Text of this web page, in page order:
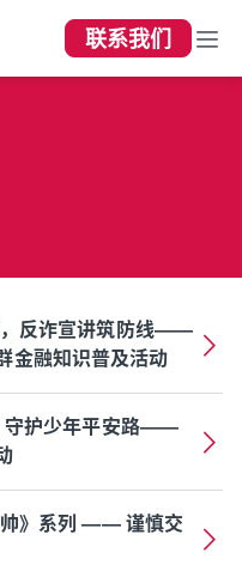
联系我们
，反诈宣讲筑防线——
金融知识普及活动
守护少年平安路——
帅》系列 —— 谨慎交